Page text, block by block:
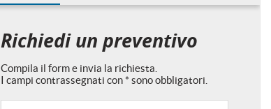
Richiedi un preventivo
Compila il form e invia la richiesta.
I campi contrassegnati con * sono obbligatori.